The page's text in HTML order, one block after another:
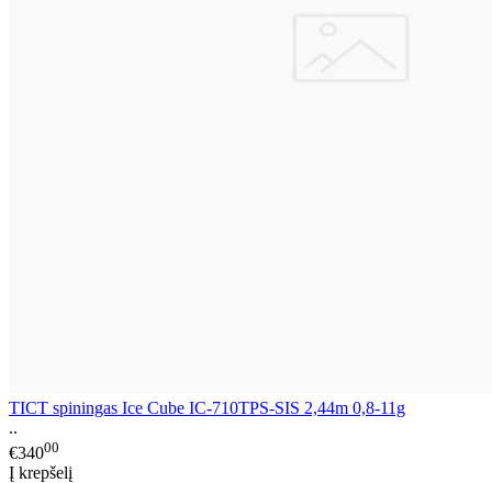
TICT spiningas Ice Cube IC-710TPS-SIS 2,44m 0,8-11g
..
€34000
Į krepšelį